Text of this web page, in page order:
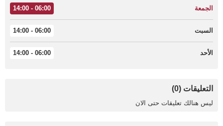
الجمعة 06:00 - 14:00
السبت 06:00 - 14:00
الأحد 06:00 - 14:00
التعليقات (0)
ليس هنالك تعليقات حتى الان